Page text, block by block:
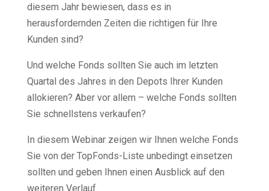
diesem Jahr bewiesen, dass es in
herausfordernden Zeiten die richtigen für Ihre
Kunden sind?
Und welche Fonds sollten Sie auch im letzten
Quartal des Jahres in den Depots Ihrer Kunden
allokieren? Aber vor allem – welche Fonds sollten
Sie schnellstens verkaufen?
In diesem Webinar zeigen wir Ihnen welche Fonds
Sie von der TopFonds-Liste unbedingt einsetzen
sollten und geben Ihnen einen Ausblick auf den
weiteren Verlauf.